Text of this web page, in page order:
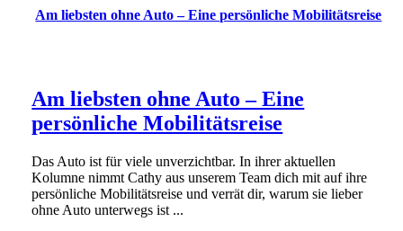
Am liebsten ohne Auto – Eine persönliche Mobilitätsreise
Am liebsten ohne Auto – Eine
persönliche Mobilitätsreise
Das Auto ist für viele unverzichtbar. In ihrer aktuellen
Kolumne nimmt Cathy aus unserem Team dich mit auf ihre
persönliche Mobilitätsreise und verrät dir, warum sie lieber
ohne Auto unterwegs ist ...